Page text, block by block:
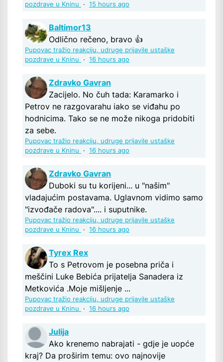
pozdrave u Kninu
· 15 hours ago
Baltimor13
Odlično rečeno, bravo 👍
Pupovac tražio reakciju, udruge prijavile ustaške
pozdrave u Kninu
· 16 hours ago
Zdravko Gavran
Zacijelo. No čuh tada: Karamarko i
Petrov ne razgovarahu iako se viđahu po
hodnicima. Tako se ne može nikoga pridobiti
za sebe.
Pupovac tražio reakciju, udruge prijavile ustaške
pozdrave u Kninu
· 16 hours ago
Zdravko Gavran
Duboki su tu korijeni... u "našim"
vladajućim postavama. Uglavnom vidimo samo
"izvođače radova".... i suputnike.
Pupovac tražio reakciju, udruge prijavile ustaške
pozdrave u Kninu
· 16 hours ago
Tyrex Rex
To s Petrovom je posebna priča i
meščini Luke Bebića prijatelja Sanadera iz
Metkovića .Moje mišljenje ...
Pupovac tražio reakciju, udruge prijavile ustaške
pozdrave u Kninu
· 16 hours ago
Julija
Ako krenemo nabrajati - gdje je uopće
kraj? Da proširim temu: ovo najnovije